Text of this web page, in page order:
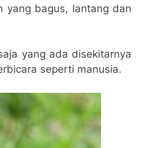
yang bagus, lantang dan
yang ada disekitarnya
seperti manusia.